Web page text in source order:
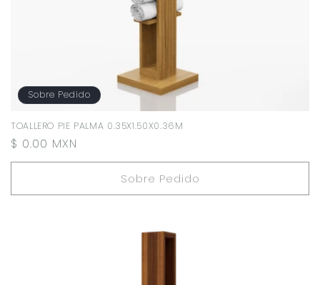
Sobre Pedido
TOALLERO PIE PALMA 0.35X1.50X0.36M
Precio
habitual
$ 0.00 MXN
Sobre Pedido